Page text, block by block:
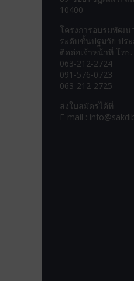
10400
โครงการอบรมพัฒน
ระดับชั้นปฐมวัย ปร
ติดต่อเจ้าหน้าที่ โทร.
063-212-2724
091-576-0723
063-212-2725
ส่งใบสมัครได้ที่
E-mail :